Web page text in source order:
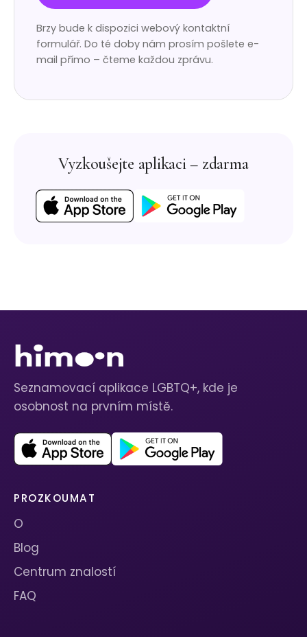
Brzy bude k dispozici webový kontaktní
formulář. Do té doby nám prosím pošlete e-
mail přímo – čteme každou zprávu.
Vyzkoušejte aplikaci – zdarma
Seznamovací aplikace LGBTQ+, kde je
osobnost na prvním místě.
PROZKOUMAT
O
Blog
Centrum znalostí
FAQ